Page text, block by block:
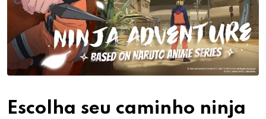
Escolha seu caminho ninja